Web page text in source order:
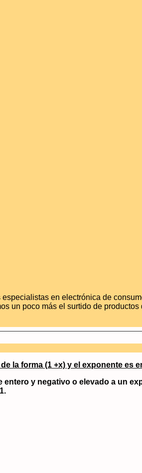
en electrónica de
un poco más el surtido de
la forma (1 +x) y el exponente es
entero y negativo o elevado a un